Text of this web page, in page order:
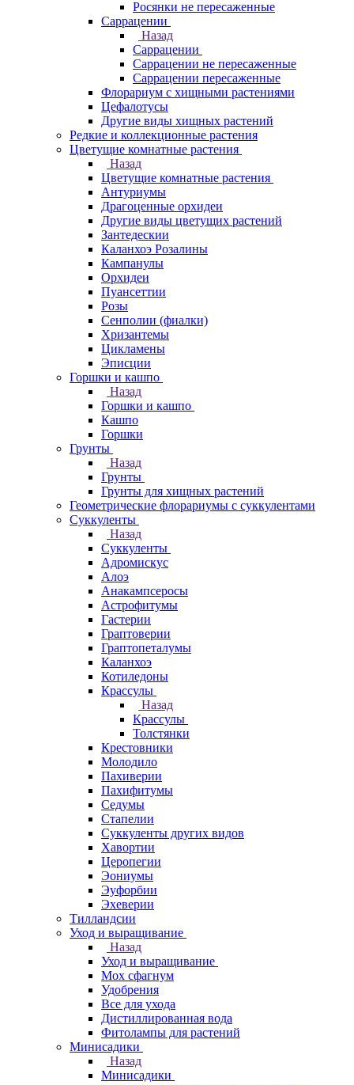
Росянки не пересаженные
Саррацении
Назад
Саррацении
Саррацении не пересаженные
Саррацении пересаженные
Флорариум с хищными растениями
Цефалотусы
Другие виды хищных растений
Редкие и коллекционные растения
Цветущие комнатные растения
Назад
Цветущие комнатные растения
Антуриумы
Драгоценные орхидеи
Другие виды цветущих растений
Зантедескии
Каланхоэ Розалины
Кампанулы
Орхидеи
Пуансеттии
Розы
Сенполии (фиалки)
Хризантемы
Цикламены
Эписции
Горшки и кашпо
Назад
Горшки и кашпо
Кашпо
Горшки
Грунты
Назад
Грунты
Грунты для хищных растений
Геометрические флорариумы с суккулентами
Суккуленты
Назад
Суккуленты
Адромискус
Алоэ
Анакампсеросы
Астрофитумы
Гастерии
Граптоверии
Граптопеталумы
Каланхоэ
Котиледоны
Крассулы
Назад
Крассулы
Толстянки
Крестовники
Молодило
Пахиверии
Пахифитумы
Седумы
Стапелии
Суккуленты других видов
Хавортии
Церопегии
Эониумы
Эуфорбии
Эхеверии
Тилландсии
Уход и выращивание
Назад
Уход и выращивание
Мох сфагнум
Удобрения
Все для ухода
Дистиллированная вода
Фитолампы для растений
Минисадики
Назад
Минисадики